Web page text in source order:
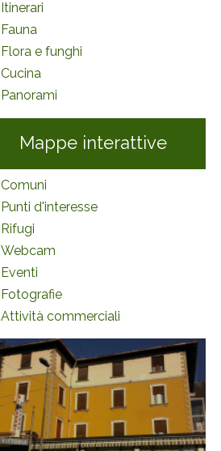
Itinerari
Fauna
Flora e funghi
Cucina
Panorami
Mappe interattive
Comuni
Punti d'interesse
Rifugi
Webcam
Eventi
Fotografie
Attività commerciali